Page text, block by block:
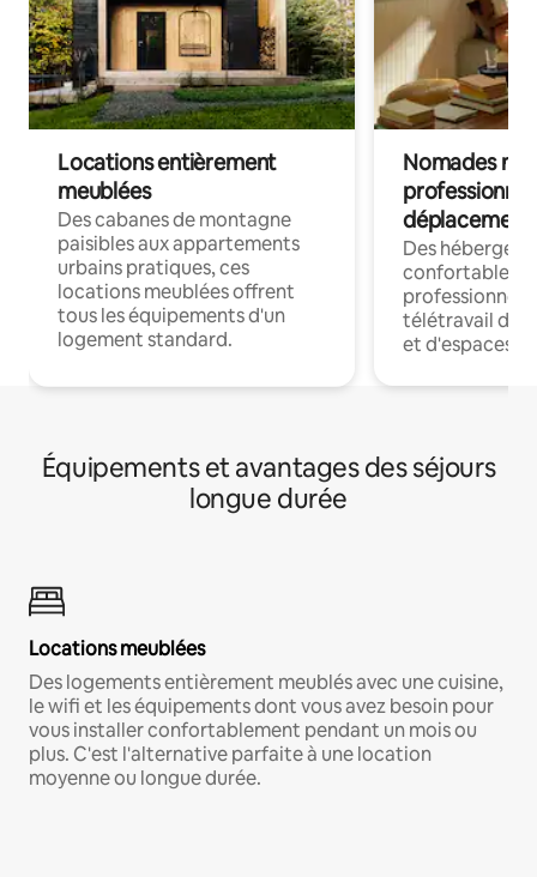
Locations entièrement
meublées
Des cabanes de montagne
paisibles aux appartements
urbains pratiques, ces
locations meublées offrent
tous les équipements d'un
logement standard.
Nomades
déplacement
Des
confortables
professionnels
télétravail
et d'espaces
Équipements et avantages des séjours
longue durée
Locations meublées
Des logements entièrement meublés avec une cuisine,
le wifi et les équipements dont vous avez besoin pour
vous installer confortablement pendant un mois ou
plus. C'est l'alternative parfaite à une location
moyenne ou longue durée.